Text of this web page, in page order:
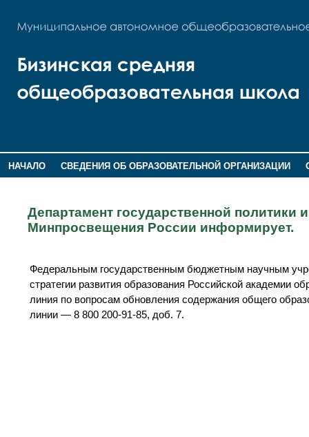
НАЧАЛО СВЕДЕНИЯ ОБ ОБРАЗОВАТЕЛЬНОЙ ОРГАНИЗАЦИИ
Департамент государственной
Минпросвещения России информирует.
Федеральным государственным бюджетным научным
стратегии развития образования Российской академии
линия по вопросам обновления содержания общего
линии — 8 800 200-91-85, доб. 7.